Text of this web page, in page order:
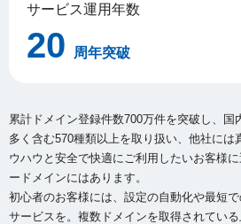
サービス運用年数
20 周年突破
累計ドメイン登録件数700万件を突破し、国
多く含む570種類以上を取り扱い、 他社には
ウハウと安全で快適にご利用したいお客様
ードメインにはあります。
初心者のお客様には、設定の自動化や最短
サービスを。複数ドメインを取得されている